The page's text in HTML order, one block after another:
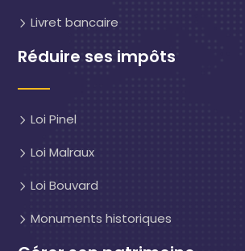
Livret bancaire
Réduire ses impôts
Loi Pinel
Loi Malraux
Loi Bouvard
Monuments historiques